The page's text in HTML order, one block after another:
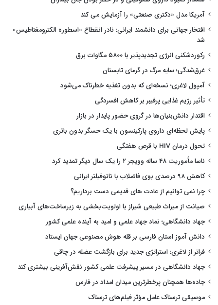
آمریکا مدل «دکتری صنعتی» را آزمایش می کند
افتخار جهانی برای دانشمند ایرانی؛ نادر انقطاع «اسطوره الکترومغناطیس»
شد
رکوردشکنی انرژی تجدیدپذیر با ۵۸۰۰ مگاوات برق
غرق‌شدگی؛ سایه مرگ در گرمای تابستان
آمپول لاغری؛ نسخه‌ای که بدون تغذیه خطرناک می‌شود
تأثیر رژیم غذایی پرفیبر بر کاهش افسردگی
اقتدار دانش‌بنیان‌ها در گروی حضور پایدار در بازار
پایش لحظه‌ای داروی پارکینسون با یک حسگر بدون باتری
تحول درمان HIV با قرص هفتگی
ناسا مأموریت ۴۸ ساله وویجر ۲ را یک سال دیگر تمدید کرد
کاهش ۹۸ درصدی بوی فاضلاب با نانوفیلتر ایرانی
چرا نمی توانیم از عادت های قدیمی دست برداریم؟
صیانت از میراث طبیعی شیراز با اولویت‌بخشی به زیرساخت‌های آبیاری
جهاد دانشگاهی؛ نماد جهاد علمی و امید به آینده علمی کشور
دانش آموز استان فارسی بر قله هوش مصنوعی جهان ایستاد
فراتر از لاغری؛ استراتژی جدید برای بازگشت عضله در چاقی
جهاد دانشگاهی در مسیر پیشرفت علمی کشور نقش‌آفرینی بیشتری کند
جاده‌ها همچنان پرخطرترین میدان امداد در فارس
موسیقی ترسناک عامل مؤثر فیلم‌های ترسناک